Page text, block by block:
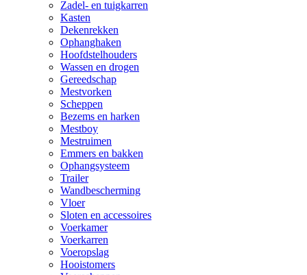
Zadel- en tuigkarren
Kasten
Dekenrekken
Ophanghaken
Hoofdstelhouders
Wassen en drogen
Gereedschap
Mestvorken
Scheppen
Bezems en harken
Mestboy
Mestruimen
Emmers en bakken
Ophangsysteem
Trailer
Wandbescherming
Vloer
Sloten en accessoires
Voerkamer
Voerkarren
Voeropslag
Hooistomers